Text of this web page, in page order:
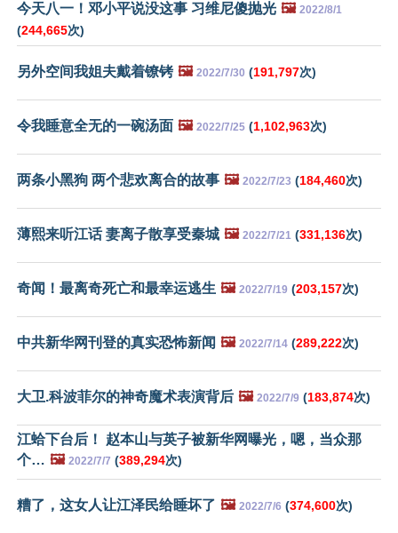
今天八一！邓小平说没这事 习维尼傻抛光 🖼️ 2022/8/1
(244,665次)
另外空间我姐夫戴着镣铐 🖼️ 2022/7/30 (191,797次)
令我睡意全无的一碗汤面 🖼️ 2022/7/25 (1,102,963次)
两条小黑狗 两个悲欢离合的故事 🖼️ 2022/7/23 (184,460次)
薄熙来听江话 妻离子散享受秦城 🖼️ 2022/7/21 (331,136次)
奇闻！最离奇死亡和最幸运逃生 🖼️ 2022/7/19 (203,157次)
中共新华网刊登的真实恐怖新闻 🖼️ 2022/7/14 (289,222次)
大卫.科波菲尔的神奇魔术表演背后 🖼️ 2022/7/9 (183,874次)
江蛤下台后！ 赵本山与英子被新华网曝光，嗯，当众那
个… 🖼️ 2022/7/7 (389,294次)
糟了，这女人让江泽民给睡坏了 🖼️ 2022/7/6 (374,600次)